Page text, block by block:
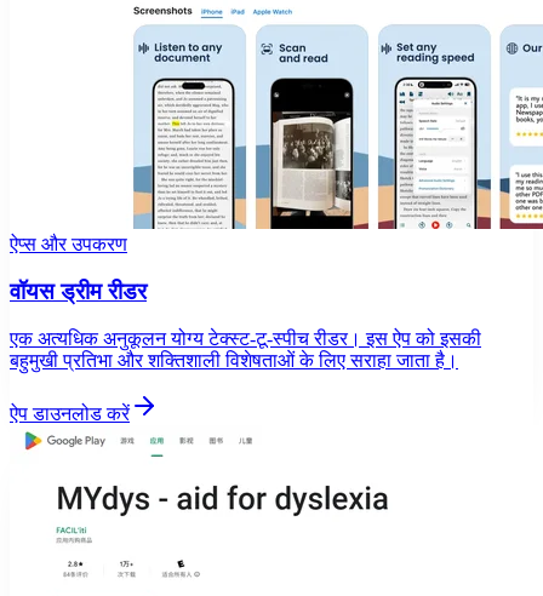
ऐप्स और उपकरण
वॉयस ड्रीम रीडर
एक अत्यधिक अनुकूलन योग्य टेक्स्ट-टू-स्पीच रीडर। इस ऐप को इसकी
बहुमुखी प्रतिभा और शक्तिशाली विशेषताओं के लिए सराहा जाता है।
ऐप डाउनलोड करें